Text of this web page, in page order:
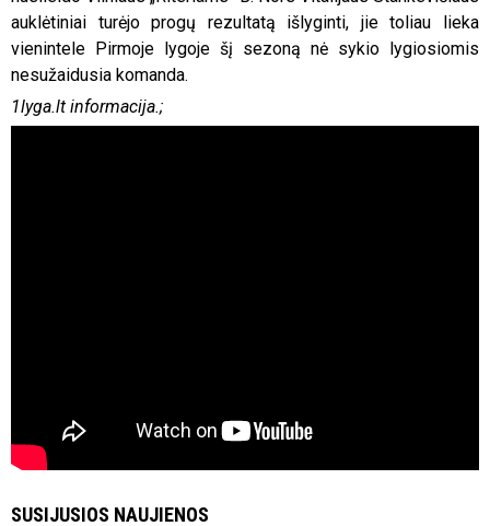
auklėtiniai turėjo progų rezultatą išlyginti, jie toliau lieka
vienintele Pirmoje lygoje šį sezoną nė sykio lygiosiomis
nesužaidusia komanda.
1lyga.lt informacija.;
SUSIJUSIOS NAUJIENOS